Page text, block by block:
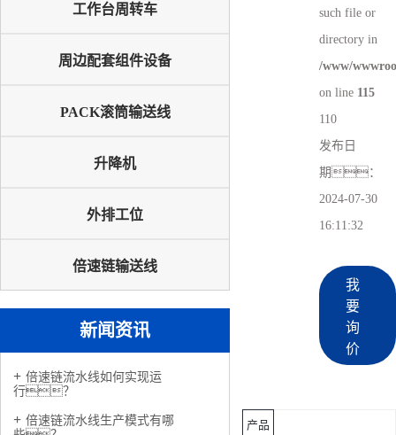
工作台周转车
周边配套组件设备
PACK滚筒输送线
升降机
外排工位
倍速链输送线
新闻资讯
倍速链流水线如何实现运
行？
倍速链流水线生产模式有哪
such file or
directory in
/www/
on line 115
110
发布日
期：
2024-07-30
16:11:32
我
要
询
价
产品